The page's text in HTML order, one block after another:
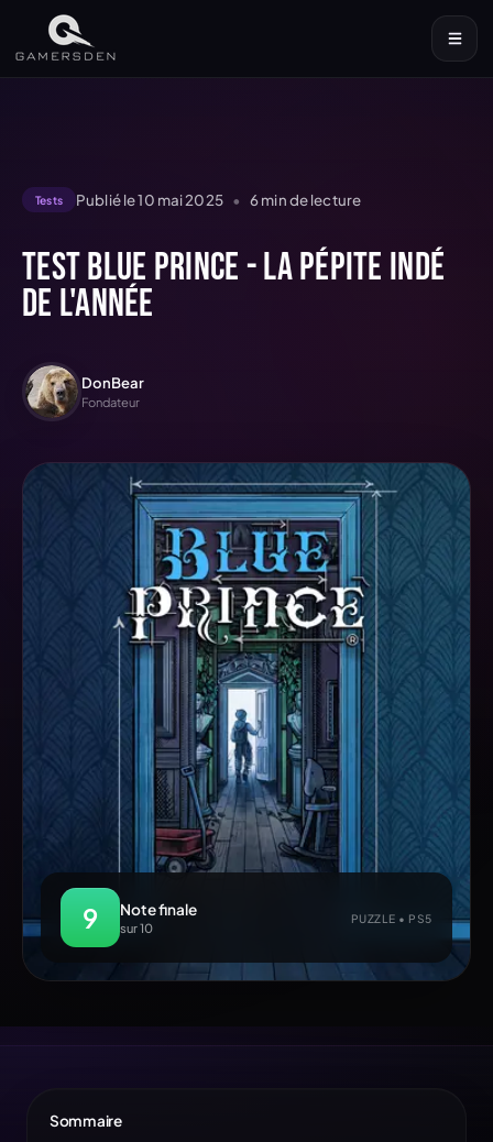
Tests Publié le10 mai 2025 • 6min de lecture
Test Blue Prince - la pépite indé
de l'année
DonBear
Fondateur
9 Note finale
sur 10
PUZZLE • PS5
Sommaire